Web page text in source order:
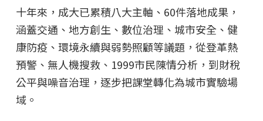
十年來，成大已累積八大主軸、60件落地成果，
涵蓋交通、地方創生、數位治理、城市安全、健
康防疫、環境永續與弱勢照顧等議題，從登革熱
預警、無人機搜救、1999市民陳情分析，到財稅
公平與噪音治理，逐步把課堂轉化為城市實驗場
域。